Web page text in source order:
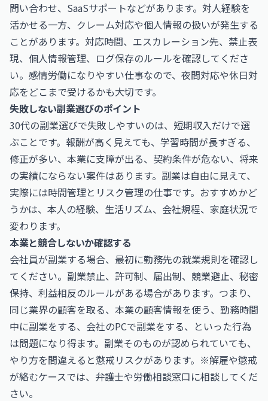
問い合わせ、SaaSサポートなどがあります。対人経験を
活かせる一方、クレーム対応や個人情報の扱いが発生する
ことがあります。対応時間、エスカレーション先、禁止表
現、個人情報管理、ログ保存のルールを確認してくださ
い。感情労働になりやすい仕事なので、夜間対応や休日対
応をどこまで受けるかも大切です。
失敗しない副業選びのポイント
30代の副業選びで失敗しやすいのは、短期収入だけで選
ぶことです。報酬が高く見えても、学習時間が長すぎる、
修正が多い、本業に支障が出る、契約条件が危ない、将来
の実績にならない案件はあります。副業は自由に見えて、
実際には時間管理とリスク管理の仕事です。おすすめかど
うかは、本人の経験、生活リズム、会社規程、家庭状況で
変わります。
本業と競合しないか確認する
会社員が副業する場合、最初に勤務先の就業規則を確認し
てください。副業禁止、許可制、届出制、競業避止、秘密
保持、利益相反のルールがある場合があります。つまり、
同じ業界の顧客を取る、本業の顧客情報を使う、勤務時間
中に副業をする、会社のPCで副業をする、といった行為
は問題になり得ます。副業そのものが認められていても、
やり方を間違えると懲戒リスクがあります。※解雇や懲戒
が絡むケースでは、弁護士や労働相談窓口に相談してくだ
さい。